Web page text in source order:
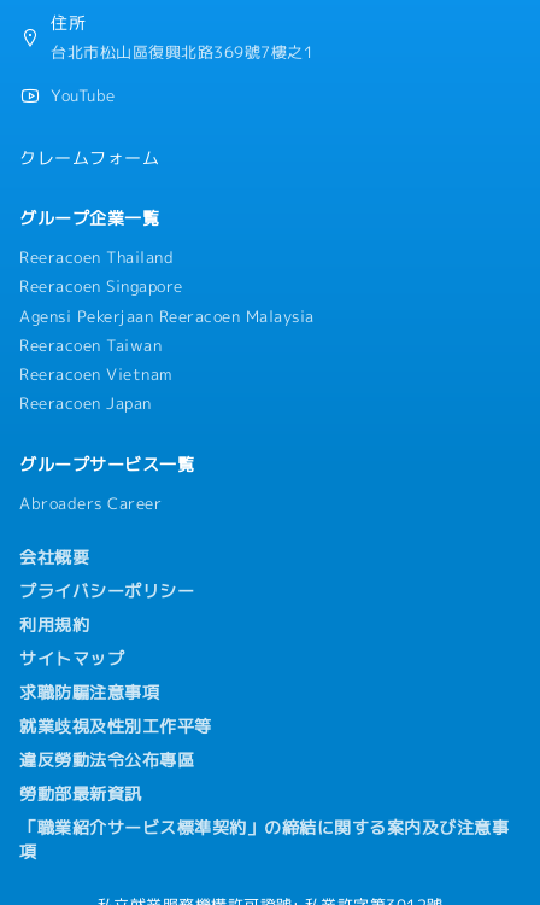
住所
台北市松山區復興北路369號7樓之1
YouTube
クレームフォーム
グループ企業一覧
Reeracoen Thailand
Reeracoen Singapore
Agensi Pekerjaan Reeracoen Malaysia
Reeracoen Taiwan
Reeracoen Vietnam
Reeracoen Japan
グループサービス一覧
Abroaders Career
会社概要
プライバシーポリシー
利用規約
サイトマップ
求職防騙注意事項
就業歧視及性別工作平等
違反勞動法令公布專區
勞動部最新資訊
「職業紹介サービス標準契約」の締結に関する案内及び注意事
項